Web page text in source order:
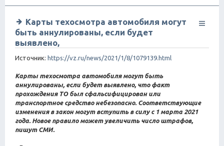
Карты техосмотра автомобиля могут
быть аннулированы, если будет
выявлено,
Источник: https://vz.ru/news/2021/1/8/1079139.html
Карты техосмотра автомобиля могут быть
аннулированы, если будет выявлено, что факт
прохождения ТО был сфальсифицирован или
транспортное средство небезопасно. Соответствующие
изменения в закон могут вступить в силу с 1 марта 2021
года. Новое правило может увеличить число штрафов,
пишут СМИ.